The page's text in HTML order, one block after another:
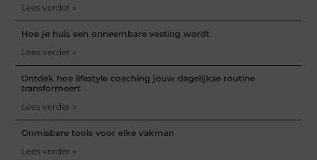
Lees verder »
Hoe je huis een onneembare vesting wordt
Lees verder »
Ontdek hoe lifestyle coaching jouw dagelijkse routine
transformeert
Lees verder »
Onmisbare tools voor elke vakman
Lees verder »